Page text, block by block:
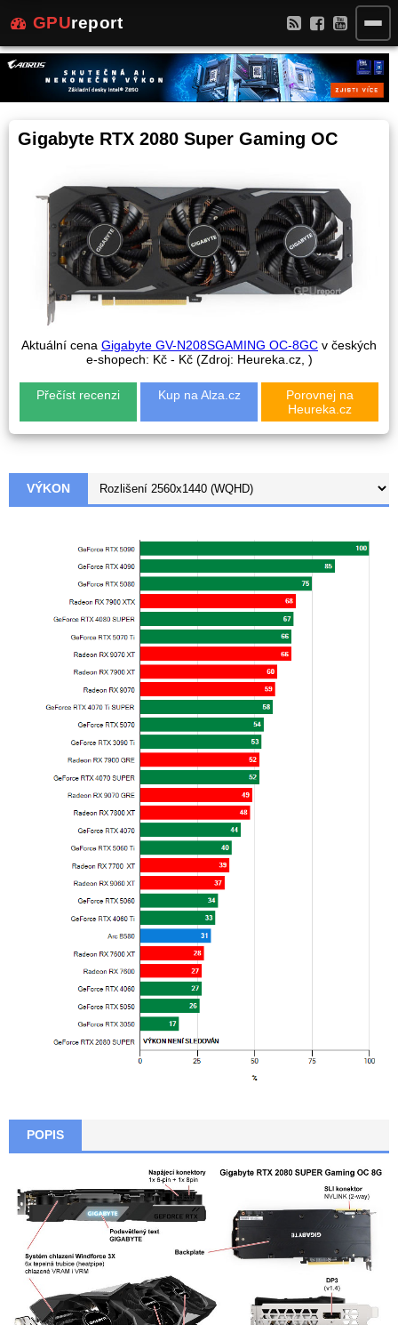
GPUreport
Gigabyte RTX 2080 Super Gaming OC
Aktuální cena Gigabyte GV-N208SGAMING OC-8GC v českých
e-shopech: Kč - Kč (Zdroj: Heureka.cz, )
Přečíst recenzi Kup na Alza.cz
Porovnej na
Heureka.cz
VÝKON
POPIS